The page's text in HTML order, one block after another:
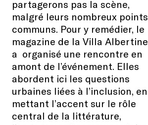
partagerons pas la scène,
malgré leurs nombreux points
communs. Pour y remédier, le
magazine de la Villa Albertine
a organisé une rencontre en
amont de l’événement. Elles
abordent ici les questions
urbaines liées à l’inclusion, en
mettant l’accent sur le rôle
central de la littérature,